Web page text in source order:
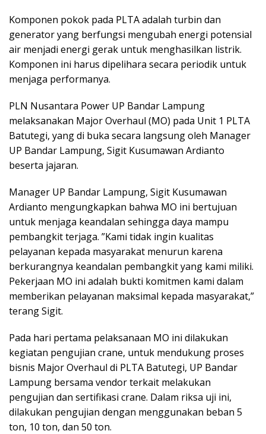
Komponen pokok pada PLTA adalah turbin dan
generator yang berfungsi mengubah energi potensial
air menjadi energi gerak untuk menghasilkan listrik.
Komponen ini harus dipelihara secara periodik untuk
menjaga performanya.
PLN Nusantara Power UP Bandar Lampung
melaksanakan Major Overhaul (MO) pada Unit 1 PLTA
Batutegi, yang di buka secara langsung oleh Manager
UP Bandar Lampung, Sigit Kusumawan Ardianto
beserta jajaran.
Manager UP Bandar Lampung, Sigit Kusumawan
Ardianto mengungkapkan bahwa MO ini bertujuan
untuk menjaga keandalan sehingga daya mampu
pembangkit terjaga. ”Kami tidak ingin kualitas
pelayanan kepada masyarakat menurun karena
berkurangnya keandalan pembangkit yang kami miliki.
Pekerjaan MO ini adalah bukti komitmen kami dalam
memberikan pelayanan maksimal kepada masyarakat,”
terang Sigit.
Pada hari pertama pelaksanaan MO ini dilakukan
kegiatan pengujian crane, untuk mendukung proses
bisnis Major Overhaul di PLTA Batutegi, UP Bandar
Lampung bersama vendor terkait melakukan
pengujian dan sertifikasi crane. Dalam riksa uji ini,
dilakukan pengujian dengan menggunakan beban 5
ton, 10 ton, dan 50 ton.